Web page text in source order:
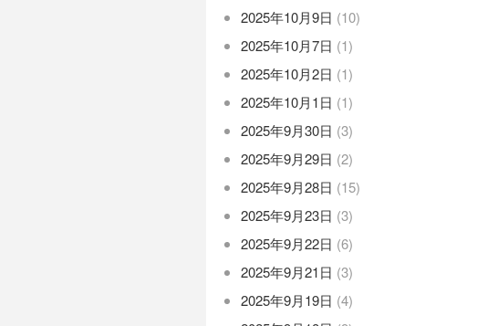
2025年10月9日 (10)
2025年10月7日 (1)
2025年10月2日 (1)
2025年10月1日 (1)
2025年9月30日 (3)
2025年9月29日 (2)
2025年9月28日 (15)
2025年9月23日 (3)
2025年9月22日 (6)
2025年9月21日 (3)
2025年9月19日 (4)